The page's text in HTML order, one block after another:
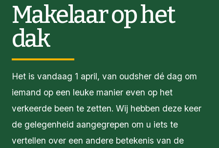
Makelaar op het
dak
Het is vandaag 1 april, van oudsher dé dag om
iemand op een leuke manier even op het
verkeerde been te zetten. Wij hebben deze keer
de gelegenheid aangegrepen om u iets te
vertellen over een andere betekenis van de